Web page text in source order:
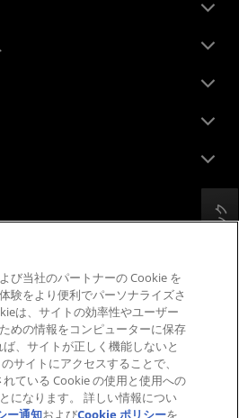
フィードバック
プライバシー
商標
イ チェーンの透明性
でオープンな競争
英国税務戦略
ポリシー
Cookie の設定
び当社のパートナーの Cookie を
験をより便利でパーソナライズさ
は、サイトの効率性やユーザー
めの情報をコンピューターに保存
、サイトが正しく機能しないと
サイトにアクセスすることで、
ている Cookie の使用と使用への
になります。 詳しい情報につい
ー通知およびCookie ポリシーを